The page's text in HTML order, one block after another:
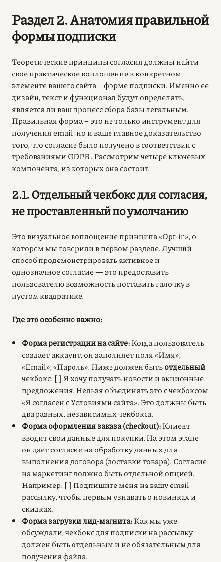
Раздел 2. Анатомия правильной
формы подписки
Теоретические принципы согласия должны найти
свое практическое воплощение в конкретном
элементе вашего сайта – форме подписки. Именно ее
дизайн, текст и функционал будут определять,
является ли ваш процесс сбора базы легальным.
Правильная форма – это не только инструмент для
получения email, но и ваше главное доказательство
того, что согласие было получено в соответствии с
требованиями GDPR. Рассмотрим четыре ключевых
компонента, из которых она состоит.
2.1. Отдельный чекбокс для согласия,
не проставленный по умолчанию
Это визуальное воплощение принципа «Opt-in», о
котором мы говорили в первом разделе. Лучший
способ продемонстрировать активное и
однозначное согласие — это предоставить
пользователю возможность поставить галочку в
пустом квадратике.
Где это особенно важно:
Форма регистрации на сайте:Когда пользователь
создает аккаунт, он заполняет поля «Имя»,
«Email», «Пароль». Ниже должен бытьотдельный
чекбокс: [ ] Я хочу получать новости и акционные
предложения. Нельзя объединять это с чекбоксом
«Я согласен с Условиями сайта». Это должны быть
два разных, независимых чекбокса.
Форма оформления заказа (checkout):Клиент
вводит свои данные для покупки. На этом этапе
он дает согласие на обработку данных для
выполнения договора (доставки товара). Согласие
на маркетинг должно быть отдельной опцией.
Например: [ ] Подпишите меня на вашу email-
рассылку, чтобы первым узнавать о новинках и
скидках.
Форма загрузки лид-магнита:Как мы уже
обсуждали, чекбокс для подписки на рассылку
должен быть отдельным и не обязательным для
получения файла.